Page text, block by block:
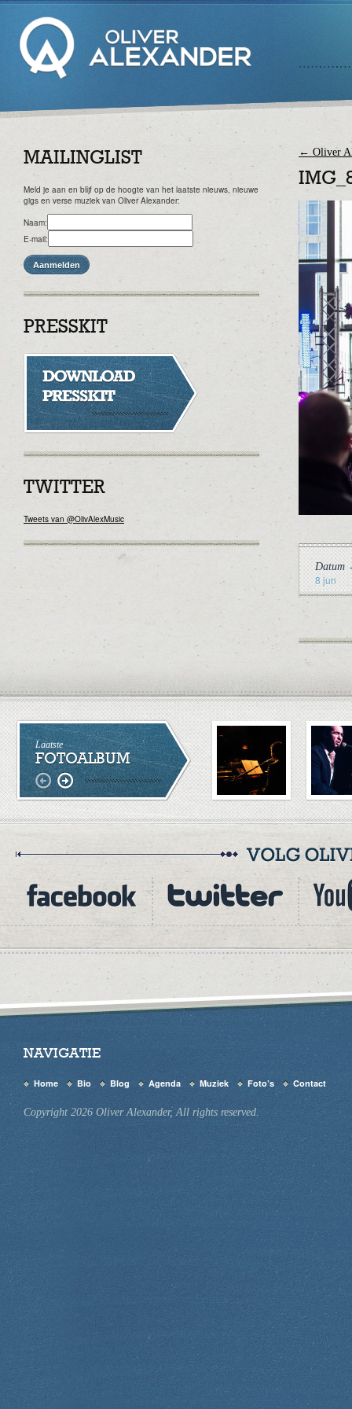
MAILINGLIST
Meld je aan en blijf op de hoogte van het laatste nieuws, nieuwe
gigs en verse muziek van Oliver Alexander:
Naam:
E-mail:
PRESSKIT
TWITTER
Tweets van @OlivAlexMusic
← Oliver
Datum
8 jun
Laatste
FOTOALBUM
NAVIGATIE
Home Bio Blog Agenda Muziek Foto’s Contact
Copyright 2026 Oliver Alexander, All rights reserved.